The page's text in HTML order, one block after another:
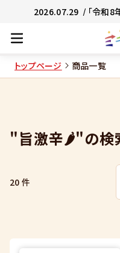
2026.07.29 / 「令和8
トップページ 商品一覧
"旨激辛🌶"の検
20 件